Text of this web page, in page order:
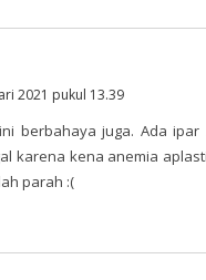
2021 pukul 13.39
berbahaya juga. Ada ipar
karena kena anemia
parah :(